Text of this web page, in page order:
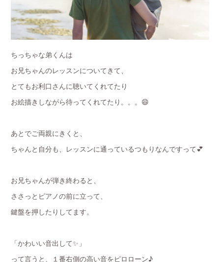
ちっちゃな弟くんは
お兄ちゃんのレッスンについてきて、
とてもお利口さんに聴いてくれてたり
お絵描きしながら待ってくれてたり。。。😄
あとでご両親にきくと、
ちゃんと自分も、レッスンに通っているつもりなんですって💕
お兄ちゃんが弾き終わると、
ささっとピアノの前に立って、
鍵盤を押したりしてます。
「かわいい音出して✨」
って言うと、１番右側の高い音をピロローン♪